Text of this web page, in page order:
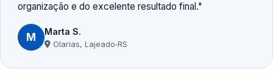
organização e do excelente resultado final.
M Marta S.
Olarias, Lajeado‑RS